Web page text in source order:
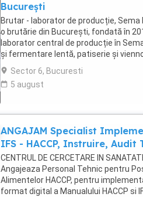
București
Brutar - laborator de producție,
o brutărie din București, fondată în
laborator central de producție în
și fermentare lentă, patiserie și
proprii și colaboratori. Căutăm ...
Sector 6, Bucuresti
5 august
ANGAJAM Specialist
IFS - HACCP, Instruire, Audit
CENTRUL DE CERCETARE IN
Angajeaza Personal Tehnic pentru
Alimentelor HACCP, pentru
format digital a Manualului HACCP si